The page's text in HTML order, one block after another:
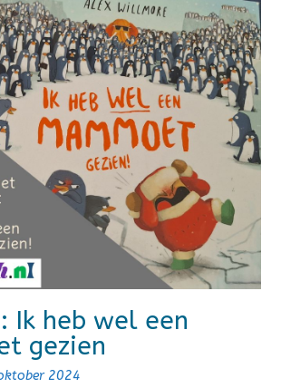
Ik heb wel een
gezien
2024